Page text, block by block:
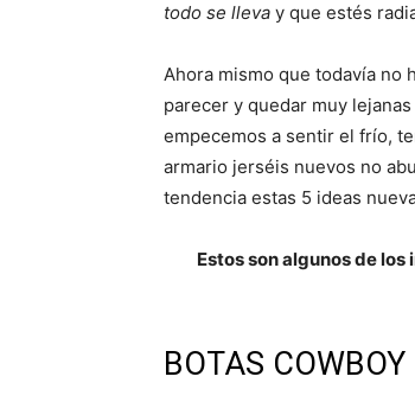
todo se lleva y que estés
Ahora mismo que todavía no
parecer y quedar muy
empecemos a sentir el frío,
armario jerséis nuevos no
tendencia estas 5 ideas
Estos son algunos de
BOTAS COWBOY